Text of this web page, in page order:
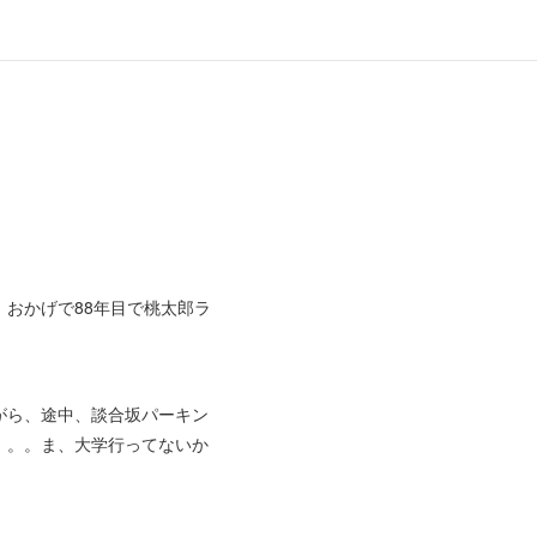
かげで88年目で桃太郎ラ
、途中、談合坂パーキン
。ま、大学行ってないか